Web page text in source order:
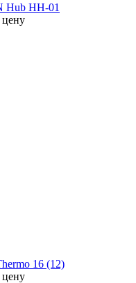
Hub HH-01
цену
16 (12)
цену